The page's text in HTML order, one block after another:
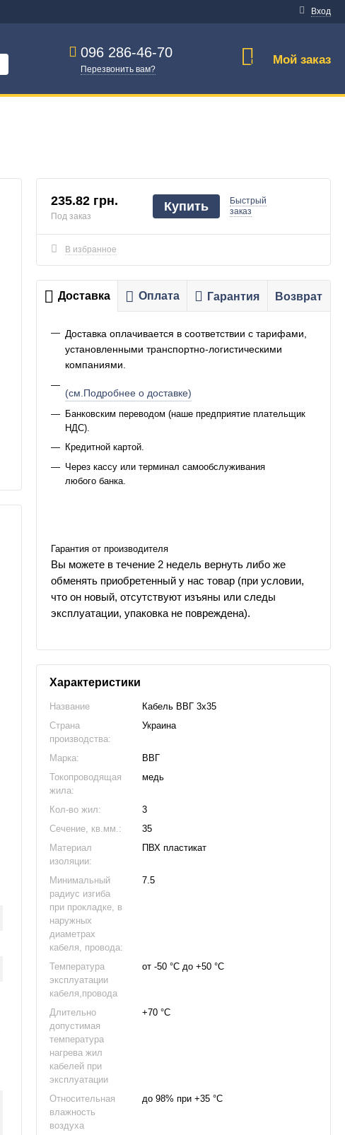
Вход
096 286-46-70
Перезвонить вам?
0 Мой заказ
235.82 грн.
Под заказ
Купить
Быстрый
заказ
В избранное
Доставка Оплата Гарантия Возврат
Доставка оплачивается в соответствии с тарифами,
установленными транспортно-логистическими
компаниями.
(см.Подробнее о доставке)
Банковским переводом (наше предприятие плательщик
НДС).
Кредитной картой.
Через кассу или терминал самообслуживания
любого банка.
Гарантия от производителя
Вы можете в течение 2 недель вернуть либо же
обменять приобретенный у нас товар (при условии,
что он новый, отсутствуют изъяны или следы
эксплуатации, упаковка не повреждена).
Характеристики
Название
Кабель ВВГ 3х35
Страна
производства:
Украина
Марка:
ВВГ
Токопроводящая
жила:
медь
Кол-во жил:
3
Сечение, кв.мм.:
35
Материал
изоляции:
ПВХ пластикат
Минимальный
радиус изгиба
при прокладке, в
наружных
диаметрах
кабеля, провода:
7.5
Температура
эксплуатации
кабеля,провода
от -50 °С до +50 °С
Длительно
допустимая
температура
нагрева жил
кабелей при
эксплуатации
+70 °С
Относительная
влажность
воздуха
до 98% при +35 °С